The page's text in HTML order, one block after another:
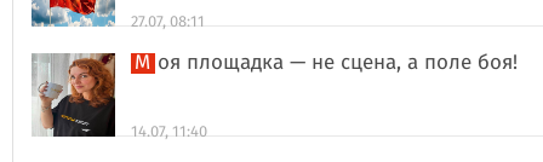
27.07, 08:11
Моя площадка — не сцена, а поле боя!
14.07, 11:40